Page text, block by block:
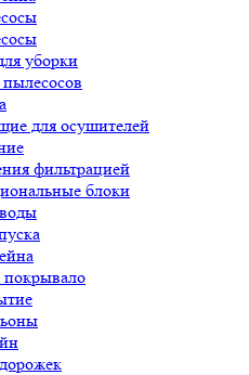
уборки
для осушителей
фильтрацией
блоки
покрывало